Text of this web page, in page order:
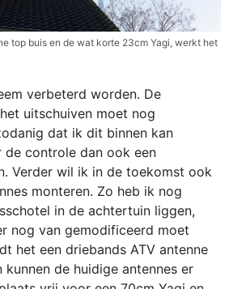
top buis en de wat korte 23cm Yagi, werkt het
verbeterd worden. De
uitschuiven moet nog
dat ik dit binnen kan
de controle dan ook een
Verder wil ik in de toekomst ook
monteren. Zo heb ik nog
in de achtertuin liggen,
nog van gemodificeerd moet
het een driebands ATV antenne
kunnen de huidige antennes er